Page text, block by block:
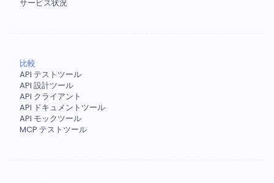
サービス状況
比較
API テストツール
API 設計ツール
API クライアント
API ドキュメントツール
API モックツール
MCP テストツール